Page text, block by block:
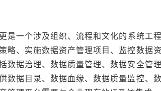
是一个涉及组织、流程和文化的系统工
略、实施数据资产管理项目、监控数据
数据治理、数据质量管理、数据安全管
数据目录、数据血缘、数据质量监控、